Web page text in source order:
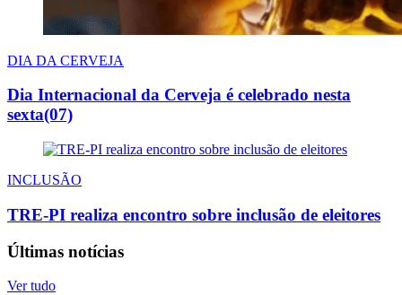
DIA DA CERVEJA
Dia Internacional da Cerveja é celebrado nesta
sexta(07)
INCLUSÃO
TRE-PI realiza encontro sobre inclusão de eleitores
Últimas notícias
Ver tudo